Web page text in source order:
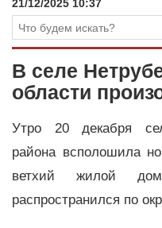
21/12/2025 10:37
В селе
области
Утро 20 декабря
района всполошила
ветхий жилой
распространился по